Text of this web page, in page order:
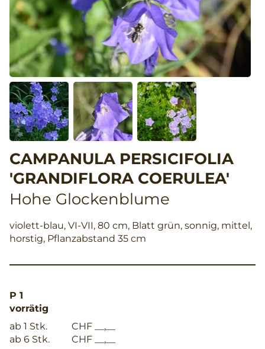
CAMPANULA PERSICIFOLIA
'GRANDIFLORA COERULEA'
Hohe Glockenblume
violett-blau, VI-VII, 80 cm, Blatt grün, sonnig, mittel,
horstig, Pflanzabstand 35 cm
P 1
vorrätig
ab 1 Stk.
CHF __,__
ab 6 Stk.
CHF __,__